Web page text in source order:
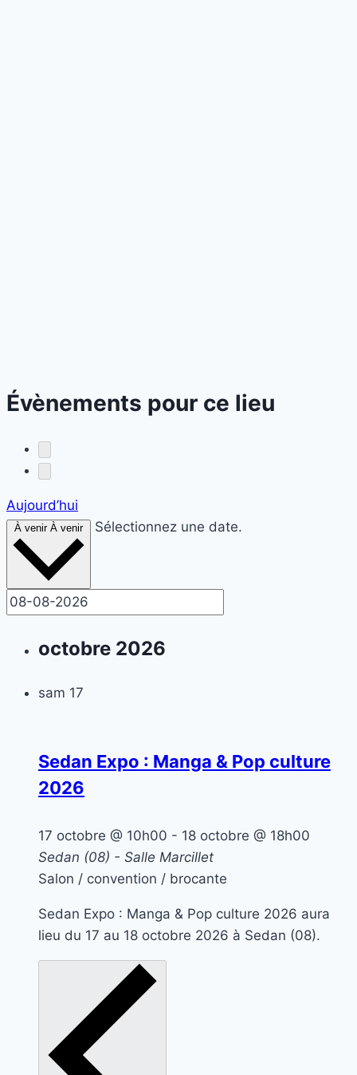
Évènements pour ce lieu
Aujourd’hui
À venir À venir Sélectionnez une date.
octobre 2026
sam 17
Sedan Expo : Manga & Pop culture
2026
17 octobre @ 10h00 - 18 octobre @ 18h00
Sedan (08) - Salle Marcillet
Salon / convention / brocante
Sedan Expo : Manga & Pop culture 2026 aura
lieu du 17 au 18 octobre 2026 à Sedan (08).